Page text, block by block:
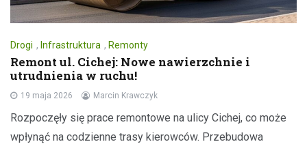
Drogi , Infrastruktura , Remonty
Remont ul. Cichej: Nowe nawierzchnie i
utrudnienia w ruchu!
19 maja 2026 Marcin Krawczyk
Rozpoczęły się prace remontowe na ulicy Cichej, co może
wpłynąć na codzienne trasy kierowców. Przebudowa